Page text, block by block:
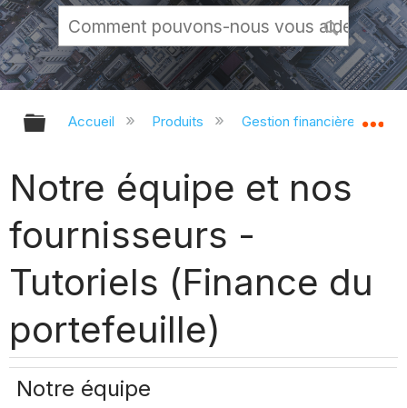
Développer/réduire la hiérarchie
Accueil Produits Gestion financière du
Notre équipe et nos
fournisseurs -
Tutoriels (Finance du
portefeuille)
Notre équipe